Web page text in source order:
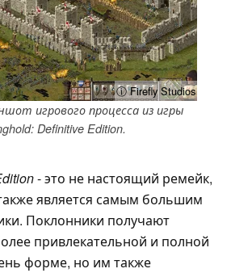
ⓘ Firefly Studios
игрового процесса из игры
Definitive Edition.
- это не настоящий ремейк,
является самым большим
Поклонники получают
привлекательной и полной
форме, но им также